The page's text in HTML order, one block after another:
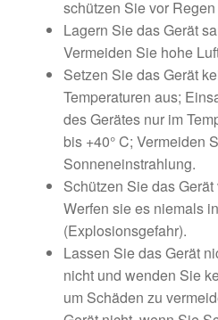
schützen Sie vor
Lagern Sie das Gerät
Vermeiden Sie hohe
Setzen Sie das Gerät
Temperaturen aus;
des Gerätes nur im
bis +40° C; Vermeiden
Sonneneinstrahlung.
Schützen Sie das
Werfen sie es niemals
(Explosionsgefahr).
Lassen Sie das Gerät
nicht und wenden Sie
um Schäden zu